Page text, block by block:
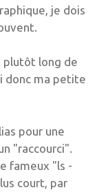
je dois
plutôt long de
donc ma petite
pour une
"raccourci".
fameux "ls -
court, par